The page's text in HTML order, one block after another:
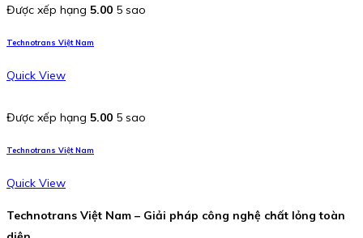
Được xếp hạng 5.00 5 sao
Technotrans Việt Nam
Quick View
Được xếp hạng 5.00 5 sao
Technotrans Việt Nam
Quick View
Technotrans Việt Nam – Giải pháp công nghệ chất lỏng toàn